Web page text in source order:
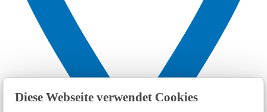
Diese Webseite verwendet Cookies